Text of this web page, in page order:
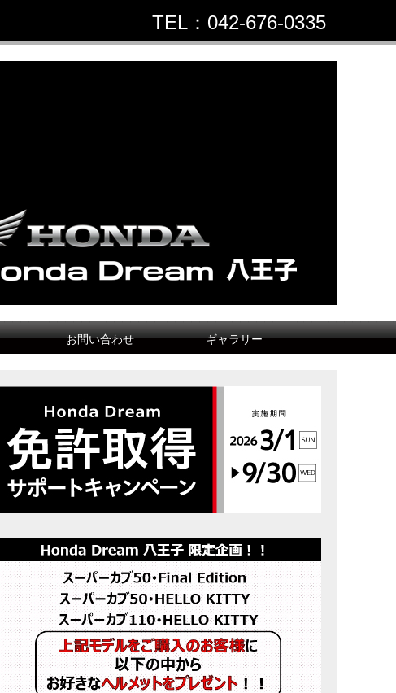
TEL：042-676-0335
お問い合わせ ギャラリー